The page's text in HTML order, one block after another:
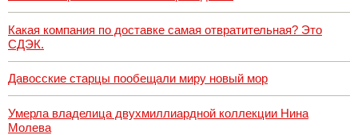
Какая компания по доставке самая отвратительная? Это
СДЭК.
Давосские старцы пообещали миру новый мор
Умерла владелица двухмиллиардной коллекции Нина
Молева